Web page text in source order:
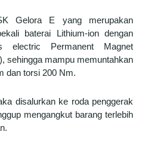
Gelora E yang merupakan
baterai Lithium-ion dengan
Permanent Magnet
sehingga mampu memuntahkan
dan torsi 200 Nm.
disalurkan ke roda penggerak
mengangkut barang terlebih